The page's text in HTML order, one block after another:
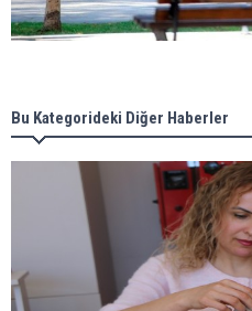
Bu Kategorideki Diğer Haberler